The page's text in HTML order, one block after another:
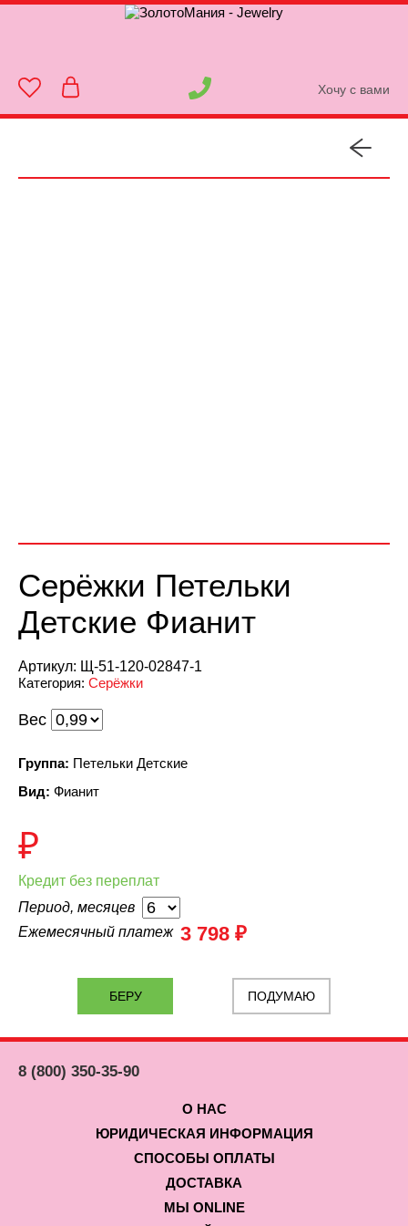
Хочу с вами
Серёжки Петельки
Детские Фианит
Артикул: Щ-51-120-02847-1
Категория: Серёжки
Вес
Группа: Петельки Детские
Вид: Фианит
₽
Кредит без переплат
Период, месяцев
Ежемесячный платеж 3 798 ₽
ПОДУМАЮ
8 (800) 350-35-90
О НАС
ЮРИДИЧЕСКАЯ ИНФОРМАЦИЯ
СПОСОБЫ ОПЛАТЫ
ДОСТАВКА
МЫ ONLINE